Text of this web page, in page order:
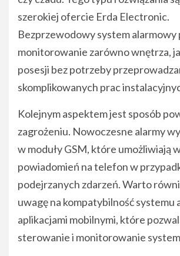
szerokiej ofercie Erda Electronic.
Bezprzewodowy system alarmowy
monitorowanie zarówno wnętrza,
posesji bez potrzeby
skomplikowanych prac
Kolejnym aspektem jest sposób
zagrożeniu. Nowoczesne alarmy
w moduły GSM, które umożliwiają
powiadomień na telefon w
podejrzanych zdarzeń. Warto
uwagę na kompatybilność systemu
aplikacjami mobilnymi, które
sterowanie i monitorowanie